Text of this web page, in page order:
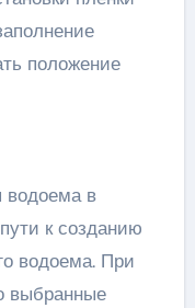
положение
водоема в
к созданию
водоема. При
выбранные